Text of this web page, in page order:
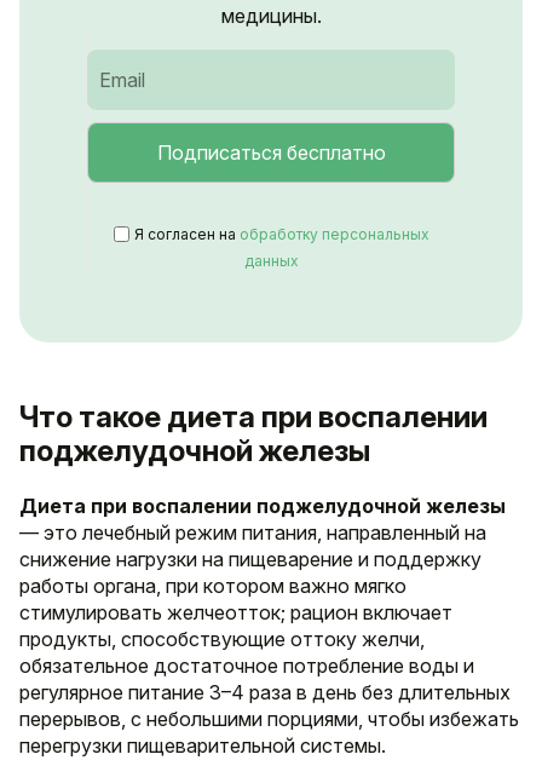
медицины.
Я согласен на обработку персональных
данных
Что такое диета при воспалении
поджелудочной железы
Диета при воспалении поджелудочной железы
— это лечебный режим питания, направленный на
снижение нагрузки на пищеварение и поддержку
работы органа, при котором важно мягко
стимулировать желчеотток; рацион включает
продукты, способствующие оттоку желчи,
обязательное достаточное потребление воды и
регулярное питание 3–4 раза в день без длительных
перерывов, с небольшими порциями, чтобы избежать
перегрузки пищеварительной системы.